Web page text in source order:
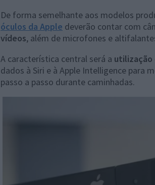
De forma semelhante aos modelos
óculos da Apple deverão contar com
vídeos, além de microfones e
A característica central será a utilização
dados à Siri e à Apple Intelligence para
passo a passo durante caminhadas.